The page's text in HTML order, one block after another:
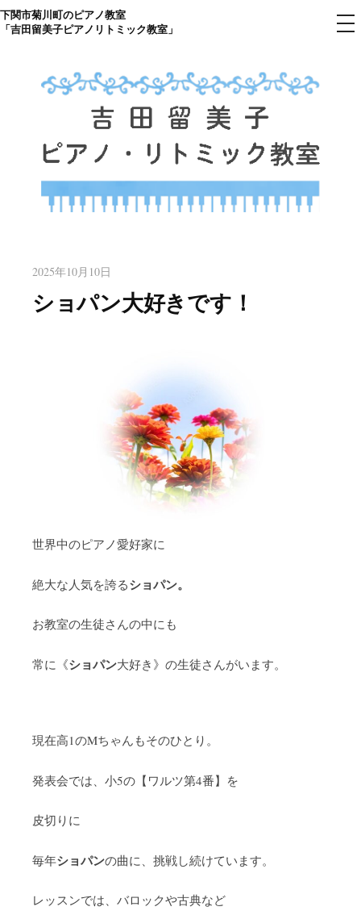
コ
下関市菊川町のピアノ教室
「吉田留美子ピアノリトミック教室」
メ
ニ
2025年10月10日
ショパン大好きです！
世界中のピアノ愛好家に
絶大な人気を誇るショパン。
お教室の生徒さんの中にも
常に《ショパン大好き》の生徒さんがいます。
現在高1のMちゃんもそのひとり。
発表会では、小5の【ワルツ第4番】を
皮切りに
毎年ショパンの曲に、挑戦し続けています。
レッスンでは、バロックや古典など